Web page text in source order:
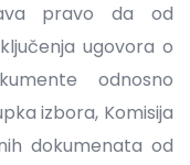
pravo da od
ugovora o
odnosno
izbora, Komisija
dokumenata od